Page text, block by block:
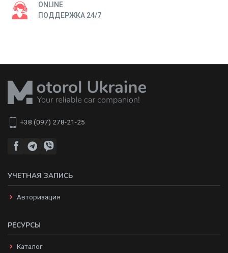
ONLINE
ПОДДЕРЖКА 24/7
+38 (097) 278-21-25
УЧЕТНАЯ ЗАПИСЬ
Авторизация
РЕСУРСЫ
Каталог